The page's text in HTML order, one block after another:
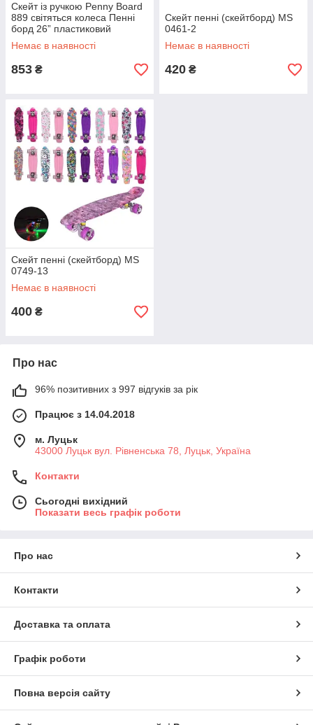
Скейт із ручкою Penny Board
889 світяться колеса Пенні
борд 26” пластиковий
дитячий скейтборд для дітей
підлітків
Немає в наявності
853 ₴
Скейт пенні (скейтборд) MS
0461-2
Немає в наявності
420 ₴
Скейт пенні (скейтборд) МS
0749-13
Немає в наявності
400 ₴
Про нас
96% позитивних з 997 відгуків за рік
Працює з 14.04.2018
м. Луцьк
43000 Луцьк вул. Рівненська 78, Луцьк, Україна
Контакти
Сьогодні вихідний
Показати весь графік роботи
Про нас
Контакти
Доставка та оплата
Графік роботи
Повна версія сайту